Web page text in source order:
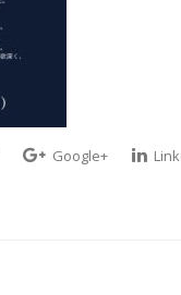
Google+